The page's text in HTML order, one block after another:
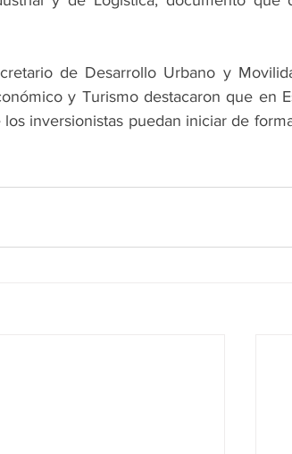
de Desarrollo Urbano y
y Turismo destacaron que en
inversionistas puedan iniciar de